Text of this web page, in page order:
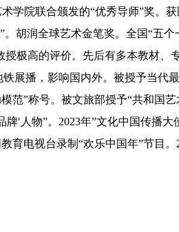
院联合颁发的“优秀导师”奖。
胡润全球艺术金笔奖。全国“五个
极高的评价。先后有多本教材、
展播，影响国内外。被授予当代
范”称号。被文旅部授予“共和国艺
′人物”。2023年”文化中国传播大
育电视台录制“欢乐中国年”节目。